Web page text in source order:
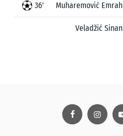
36' Muharemović Emrah
Veladžić Sinan